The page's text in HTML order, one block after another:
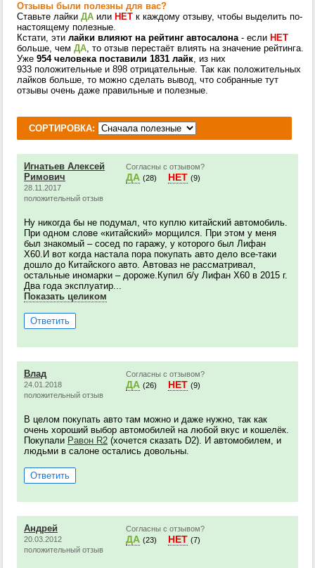
Отзывы были полезны для вас?
Ставьте лайки ДА или НЕТ к каждому отзыву, чтобы выделить по-
настоящему полезные.
Кстати, эти лайки влияют на рейтинг автосалона- если НЕТ
больше, чем ДА, то отзыв перестаёт влиять на значение рейтинга.
Уже 954 человека поставили 1831 лайк, из них
933 положительные и 898 отрицательные. Так как положительных
лайков больше, то можно сделать вывод, что собранные тут
отзывы очень даже правильные и полезные.
СОРТИРОВКА:
Игнатьев Алексей
Римович
28.11.2017
положительный отзыв
Согласны с отзывом?
ДА (28) НЕТ (9)
Ну никогда бы не подумал, что куплю китайский автомобиль.
При одном слове «китайский» морщился. При этом у меня
был знакомый – сосед по гаражу, у которого был Лифан
Х60.И вот когда настала пора покупать авто дело все-таки
дошло до Китайского авто. Автоваз не рассматривал,
остальные иномарки – дороже.Купил б/у Лифан Х60 в 2015 г.
Два года эксплуатир...
Показать целиком
Ответить
Влад
24.01.2018
положительный отзыв
Согласны с отзывом?
ДА (26) НЕТ (9)
В целом покупать авто там можно и даже нужно, так как
очень хороший выбор автомобилей на любой вкус и кошелёк.
Покупали Равон R2 (хочется сказать D2). И автомобилем, и
людьми в салоне остались довольны.
Ответить
Андрей
20.03.2012
положительный отзыв
Согласны с отзывом?
ДА (23) НЕТ (7)